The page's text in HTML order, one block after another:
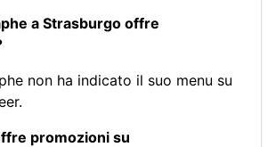
a Strasburgo offre
non ha indicato il suo menu su
promozioni su